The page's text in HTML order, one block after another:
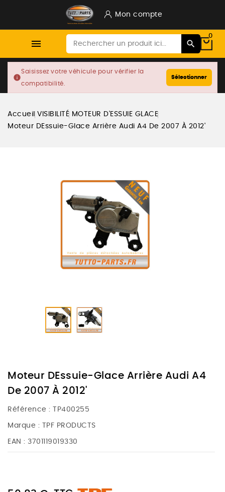
Mon compte

0
info
Saisissez votre véhicule pour vérifier la
compatibilité.
Sélectionner
Accueil VISIBILITÉ MOTEUR D'ESSUIE GLACE
Moteur DEssuie-Glace Arrière Audi A4 De 2007 À 2012'
Moteur DEssuie-Glace Arrière Audi A4
De 2007 À 2012'
Référence : TP400255
Marque : TPF PRODUCTS
EAN : 3701119019330